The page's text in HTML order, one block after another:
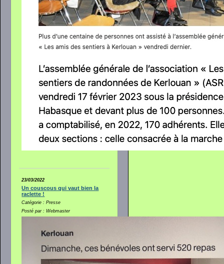
23/03/2022
Un couscous qui vaut bien la
raclette !
Catégorie : Presse
Posté par : Webmaster